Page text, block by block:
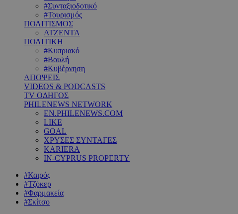
#Συνταξιοδοτικό
#Τουρισμός
ΠΟΛΙΤΙΣΜΟΣ
ΑΤΖΕΝΤΑ
ΠΟΛΙΤΙΚΗ
#Κυπριακό
#Βουλή
#Κυβέρνηση
ΑΠΟΨΕΙΣ
VIDEOS & PODCASTS
TV ΟΔΗΓΟΣ
PHILENEWS NETWORK
EN.PHILENEWS.COM
LIKE
GOAL
ΧΡΥΣΕΣ ΣΥΝΤΑΓΕΣ
KARIERA
IN-CYPRUS PROPERTY
#Καιρός
#Τζόκερ
#Φαρμακεία
#Σκίτσο